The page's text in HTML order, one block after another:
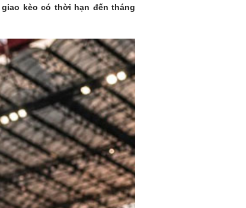
kèo có thời hạn đến tháng